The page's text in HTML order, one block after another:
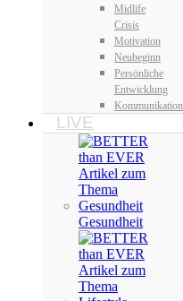
Midlife
Crisis
Motivation
Neubeginn
Persönliche
Entwicklung
Kommunikation
LIVE
Gesundheit